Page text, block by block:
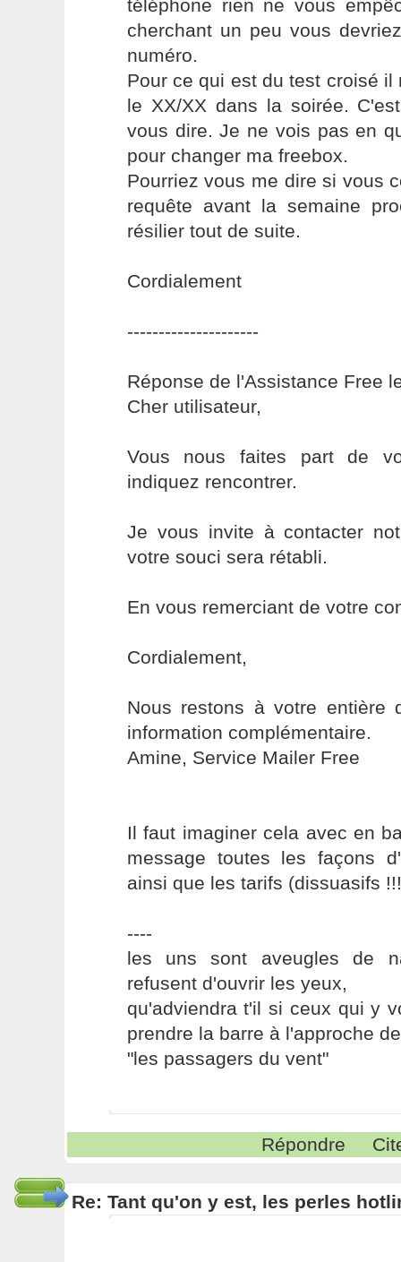
téléphone rien ne vous
cherchant un peu vous
numéro.
Pour ce qui est du test croisé
le XX/XX dans la soirée.
vous dire. Je ne vois pas en
pour changer ma freebox.
Pourriez vous me dire si vous
requête avant la semaine
résilier tout de suite.
Cordialement
---------------------
Réponse de l'Assistance Free
Cher utilisateur,
Vous nous faites part de
indiquez rencontrer.
Je vous invite à contacter
votre souci sera rétabli.
En vous remerciant de votre
Cordialement,
Nous restons à votre entière
information complémentaire.
Amine, Service Mailer Free
Il faut imaginer cela avec en
message toutes les façons
ainsi que les tarifs (dissuasifs
----
les uns sont aveugles de
refusent d'ouvrir les yeux,
qu'adviendra t'il si ceux qui y
prendre la barre à l'approche
"les passagers du vent"
Répondre
Re: Tant qu'on y est, les perles